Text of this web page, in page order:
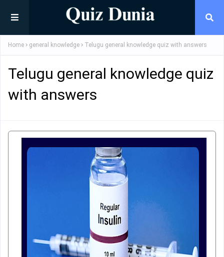
Home general knowledge Telugu general knowledge quiz with answers
Telugu general knowledge quiz
with answers